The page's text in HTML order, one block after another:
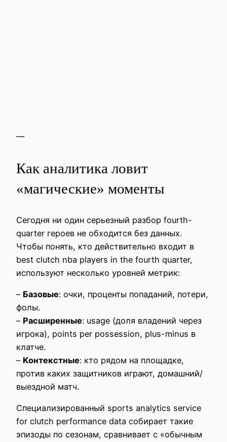
—
Как аналитика ловит
«магические» моменты
Сегодня ни один серьезный разбор fourth-
quarter героев не обходится без данных.
Чтобы понять, кто действительно входит в
best clutch nba players in the fourth quarter,
используют несколько уровней метрик:
– Базовые: очки, проценты попаданий, потери,
фолы.
– Расширенные: usage (доля владений через
игрока), points per possession, plus-minus в
клатче.
– Контекстные: кто рядом на площадке,
против каких защитников играют, домашний/
выездной матч.
Специализированный sports analytics service
for clutch performance data собирает такие
эпизоды по сезонам, сравнивает с «обычным